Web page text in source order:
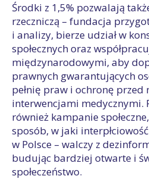
Środki z 1,5% pozwalają
rzeczniczą – fundacja
i analizy, bierze udział w
społecznych oraz
międzynarodowymi, aby
prawnych gwarantujących
pełnię praw i ochronę
interwencjami medycznymi.
również kampanie
sposób, w jaki
w Polsce – walczy z
budując bardziej otwarte i
społeczeństwo.